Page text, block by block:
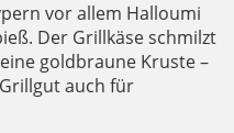
vor allem Halloumi
Der Grillkäse schmilzt
goldbraune Kruste –
auch für